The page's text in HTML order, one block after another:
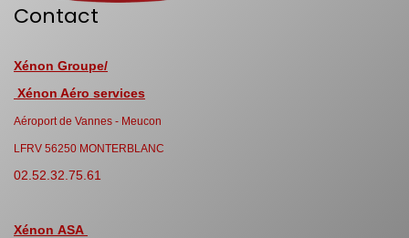
Contact
Xénon Groupe/
Xénon Aéro services
Aéroport de Vannes - Meucon
LFRV 56250 MONTERBLANC
02.52.32.75.61
Xénon ASA